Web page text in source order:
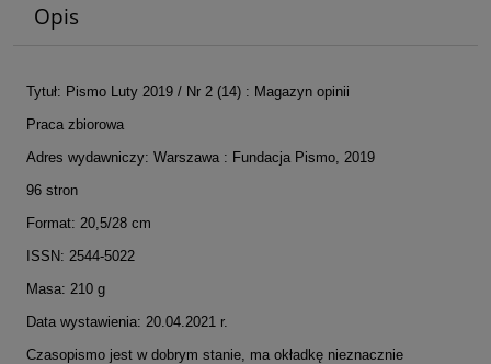
Opis
Tytuł: Pismo Luty 2019 / Nr 2 (14) : Magazyn opinii
Praca zbiorowa
Adres wydawniczy: Warszawa : Fundacja Pismo, 2019
96 stron
Format: 20,5/28 cm
ISSN: 2544-5022
Masa: 210 g
Data wystawienia: 20.04.2021 r.
Czasopismo jest w dobrym stanie, ma okładkę nieznacznie